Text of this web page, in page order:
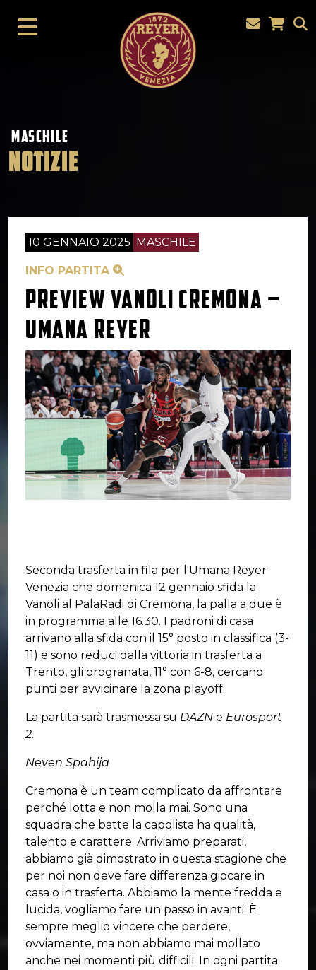
MASCHILE
NOTIZIE
10 GENNAIO 2025 MASCHILE
INFO PARTITA
PREVIEW VANOLI CREMONA –
UMANA REYER
Seconda trasferta in fila per l'Umana Reyer
Venezia che domenica 12 gennaio sfida la
Vanoli al PalaRadi di Cremona, la palla a due è
in programma alle 16.30. I padroni di casa
arrivano alla sfida con il 15° posto in classifica (3-
11) e sono reduci dalla vittoria in trasferta a
Trento, gli orogranata, 11° con 6-8, cercano
punti per avvicinare la zona playoff.
La partita sarà trasmessa su DAZN e Eurosport
2.
Neven Spahija
Cremona è un team complicato da affrontare
perché lotta e non molla mai. Sono una
squadra che batte la capolista ha qualità,
talento e carattere. Arriviamo preparati,
abbiamo già dimostrato in questa stagione che
per noi non deve fare differenza giocare in
casa o in trasferta. Abbiamo la mente fredda e
lucida, vogliamo fare un passo in avanti. È
sempre meglio vincere che perdere,
ovviamente, ma non abbiamo mai mollato
anche nei momenti più difficili. In ogni partita